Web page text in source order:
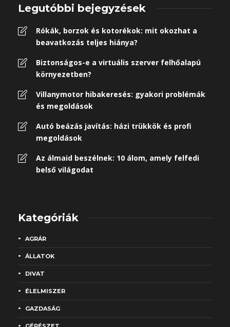
Legutóbbi bejegyzések
Rókák, borzok és kotorékok: mit okozhat a
beavatkozás teljes hiánya?
Biztonságos-e a virtuális szerver felhőalapú
környezetben?
Villanymotor hibakeresés: gyakori problémák
és megoldások
Autó beázás javítás: házi trükkök és profi
megoldások
Az álmaid beszélnek: 10 álom, amely felfedi
belső világodat
Kategóriák
AGRÁR
ÁLLATOK
DIVAT
ÉLELMISZER
GAZDASÁG